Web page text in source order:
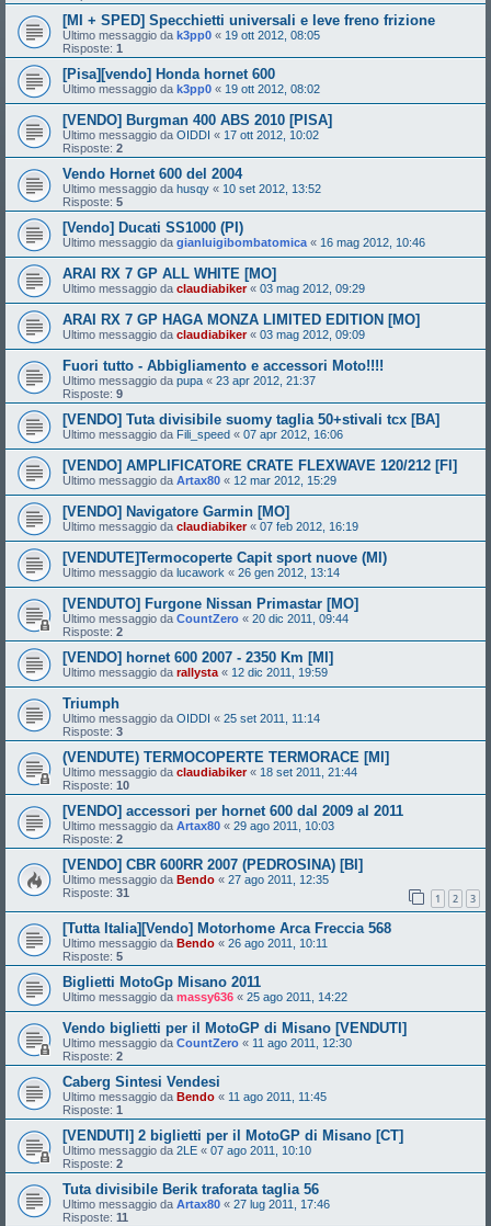
[MI + SPED] Specchietti universali e leve freno frizione
Ultimo messaggio da k3pp0 « 19 ott 2012, 08:05
Risposte: 1
[Pisa][vendo] Honda hornet 600
Ultimo messaggio da k3pp0 « 19 ott 2012, 08:02
[VENDO] Burgman 400 ABS 2010 [PISA]
Ultimo messaggio da OIDDI « 17 ott 2012, 10:02
Risposte: 2
Vendo Hornet 600 del 2004
Ultimo messaggio da husqy « 10 set 2012, 13:52
Risposte: 5
[Vendo] Ducati SS1000 (PI)
Ultimo messaggio da gianluigibombatomica « 16 mag 2012, 10:46
ARAI RX 7 GP ALL WHITE [MO]
Ultimo messaggio da claudiabiker« 03 mag 2012, 09:29
ARAI RX 7 GP HAGA MONZA LIMITED EDITION [MO]
Ultimo messaggio da claudiabiker« 03 mag 2012, 09:09
Fuori tutto - Abbigliamento e accessori Moto!!!!
Ultimo messaggio da pupa « 23 apr 2012, 21:37
Risposte: 9
[VENDO] Tuta divisibile suomy taglia 50+stivali tcx [BA]
Ultimo messaggio da Fili_speed « 07 apr 2012, 16:06
[VENDO] AMPLIFICATORE CRATE FLEXWAVE 120/212 [FI]
Ultimo messaggio da Artax80 « 12 mar 2012, 15:29
[VENDO] Navigatore Garmin [MO]
Ultimo messaggio da claudiabiker« 07 feb 2012, 16:19
[VENDUTE]Termocoperte Capit sport nuove (MI)
Ultimo messaggio da lucawork « 26 gen 2012, 13:14
[VENDUTO] Furgone Nissan Primastar [MO]
Ultimo messaggio da CountZero « 20 dic 2011, 09:44
Risposte: 2
[VENDO] hornet 600 2007 - 2350 Km [MI]
Ultimo messaggio da rallysta « 12 dic 2011, 19:59
Triumph
Ultimo messaggio da OIDDI « 25 set 2011, 11:14
Risposte: 3
(VENDUTE) TERMOCOPERTE TERMORACE [MI]
Ultimo messaggio da claudiabiker« 18 set 2011, 21:44
Risposte: 10
[VENDO] accessori per hornet 600 dal 2009 al 2011
Ultimo messaggio da Artax80 « 29 ago 2011, 10:03
Risposte: 2
[VENDO] CBR 600RR 2007 (PEDROSINA) [BI]
Ultimo messaggio da Bendo « 27 ago 2011, 12:35
Risposte: 31 1 2 3
[Tutta Italia][Vendo] Motorhome Arca Freccia 568
Ultimo messaggio da Bendo « 26 ago 2011, 10:11
Risposte: 5
Biglietti MotoGp Misano 2011
Ultimo messaggio da massy636 « 25 ago 2011, 14:22
Vendo biglietti per il MotoGP di Misano [VENDUTI]
Ultimo messaggio da CountZero « 11 ago 2011, 12:30
Risposte: 2
Caberg Sintesi Vendesi
Ultimo messaggio da Bendo « 11 ago 2011, 11:45
Risposte: 1
[VENDUTI] 2 biglietti per il MotoGP di Misano [CT]
Ultimo messaggio da 2LE « 07 ago 2011, 10:10
Risposte: 2
Tuta divisibile Berik traforata taglia 56
Ultimo messaggio da Artax80 « 27 lug 2011, 17:46
Risposte: 11